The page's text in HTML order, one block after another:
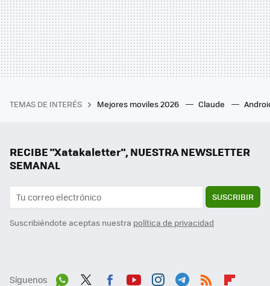
TEMAS DE INTERÉS Mejores moviles 2026 Claude
RECIBE "Xatakaletter", NUESTRA NEWSLETTER
SEMANAL
SUSCRIBIR
Suscribiéndote aceptas nuestra política de privacidad
Síguenos